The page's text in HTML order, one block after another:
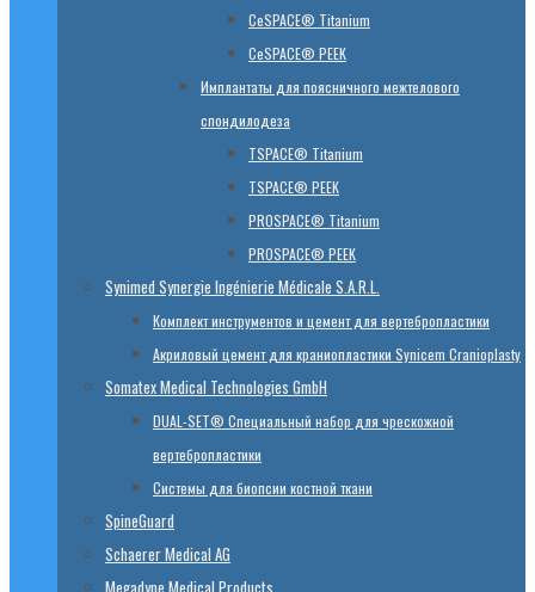
CeSPACE® Titanium
CeSPACE® PEEK
Имплантаты для поясничного межтелового
спондилодеза
TSPACE® Titanium
TSPACE® PEEK
PROSPACE® Titanium
PROSPACE® PEEK
Synimed Synergie Ingénierie Médicale S.A.R.L.
Комплект инструментов и цемент для вертебропластики
Акриловый цемент для краниопластики Synicem Cranioplasty
Somatex Medical Technologies GmbH
DUAL-SET® Специальный набор для чрескожной
вертебропластики
Системы для биопсии костной ткани
SpineGuard
Schaerer Medical AG
Megadyne Medical Products